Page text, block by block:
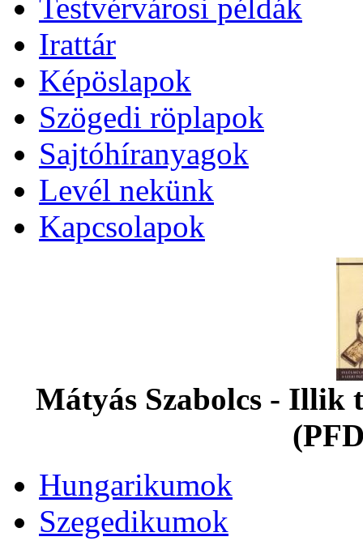
Testvérvárosi példák
Irattár
Képöslapok
Szögedi röplapok
Sajtóhíranyagok
Levél nekünk
Kapcsolapok
Mátyás Szabolcs - Illik
Hungarikumok
Szegedikumok